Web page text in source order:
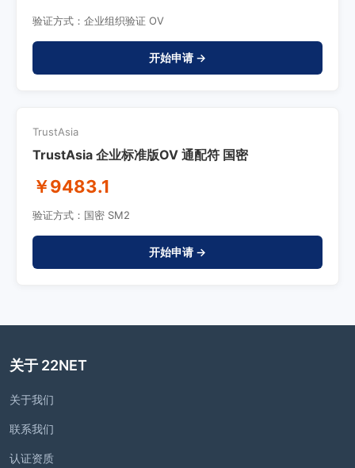
验证方式：企业组织验证 OV
开始申请 →
TrustAsia
TrustAsia 企业标准版OV 通配符 国密
￥9483.1
验证方式：国密 SM2
开始申请 →
关于 22NET
关于我们
联系我们
认证资质